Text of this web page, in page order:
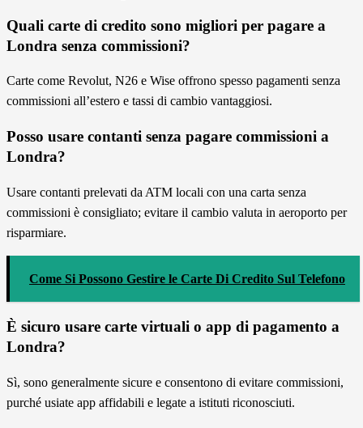
Quali carte di credito sono migliori per pagare a
Londra senza commissioni?
Carte come Revolut, N26 e Wise offrono spesso pagamenti senza
commissioni all’estero e tassi di cambio vantaggiosi.
Posso usare contanti senza pagare commissioni a
Londra?
Usare contanti prelevati da ATM locali con una carta senza
commissioni è consigliato; evitare il cambio valuta in aeroporto per
risparmiare.
Come Si Possono Gestire le Carte Di Credito Sul Telefono
È sicuro usare carte virtuali o app di pagamento a
Londra?
Sì, sono generalmente sicure e consentono di evitare commissioni,
purché usiate app affidabili e legate a istituti riconosciuti.